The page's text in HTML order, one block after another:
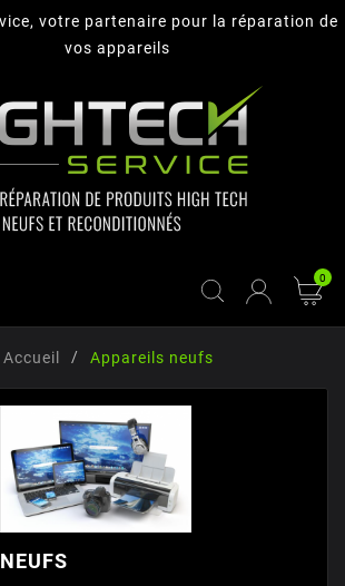
votre partenaire pour la réparation de
vos appareils
0
Accueil Appareils neufs